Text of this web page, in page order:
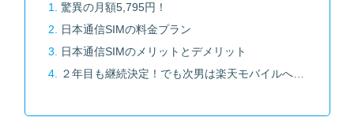
驚異の月額5,795円！
日本通信SIMの料金プラン
日本通信SIMのメリットとデメリット
２年目も継続決定！でも次男は楽天モバイルへ…